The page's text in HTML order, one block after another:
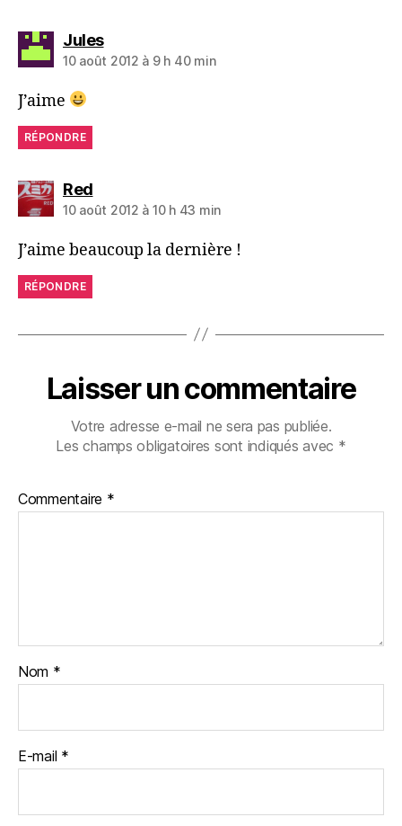
Julesdit :
10 août 2012 à 9 h 40 min
J’aime
RÉPONDRE
Reddit :
10 août 2012 à 10 h 43 min
J’aime beaucoup la dernière !
RÉPONDRE
Laisser un commentaire
Votre adresse e-mail ne sera pas publiée.
Les champs obligatoires sont indiqués avec *
Commentaire *
Nom *
E-mail *